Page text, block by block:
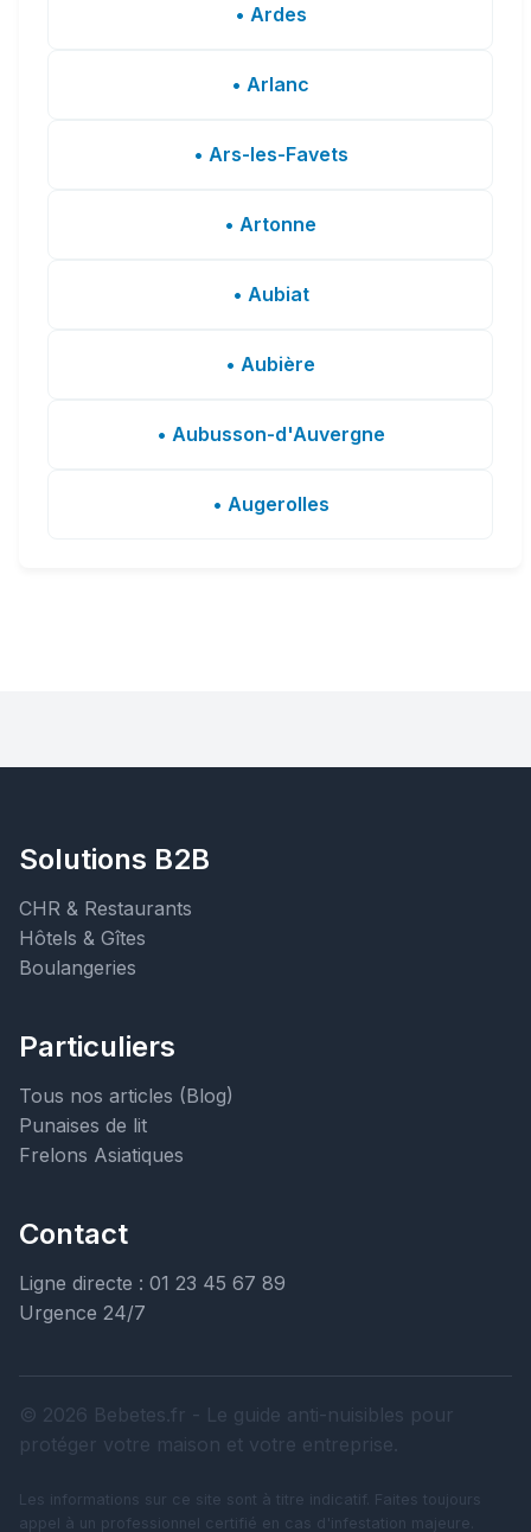
• Ardes
• Arlanc
• Ars-les-Favets
• Artonne
• Aubiat
• Aubière
• Aubusson-d'Auvergne
• Augerolles
Solutions B2B
CHR & Restaurants
Hôtels & Gîtes
Boulangeries
Particuliers
Tous nos articles (Blog)
Punaises de lit
Frelons Asiatiques
Contact
Ligne directe : 01 23 45 67 89
Urgence 24/7
© 2026 Bebetes.fr - Le guide anti-nuisibles pour
protéger votre maison et votre entreprise.
Les informations sur ce site sont à titre indicatif. Faites toujours
appel à un professionnel certifié en cas d'infestation majeure.